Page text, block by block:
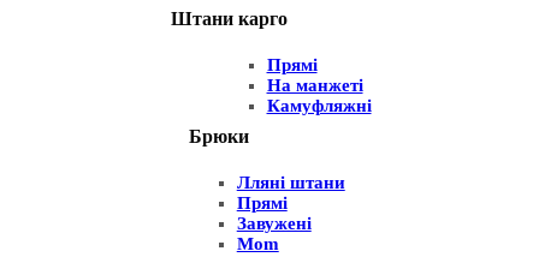
Штани карго
Прямі
На манжеті
Камуфляжні
Брюки
Лляні штани
Прямі
Завужені
Mom